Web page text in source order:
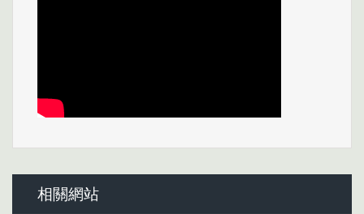
相關網站